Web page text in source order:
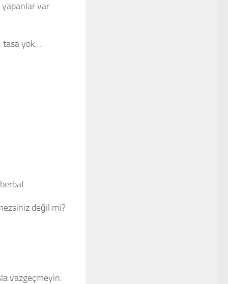
var.
tasa yok…
değil mi?
vazgeçmeyin.